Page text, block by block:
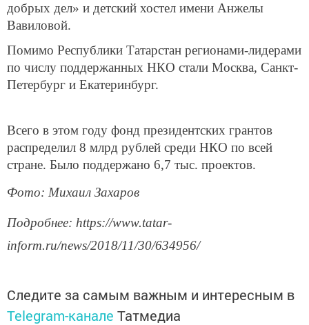
добрых дел» и детский хостел имени Анжелы
Вавиловой.
Помимо Республики Татарстан регионами-лидерами
по числу поддержанных НКО стали Москва, Санкт-
Петербург и Екатеринбург.
Всего в этом году фонд президентских грантов
распределил 8 млрд рублей среди НКО по всей
стране. Было поддержано 6,7 тыс. проектов.
Фото: Михаил Захаров
Подробнее: https://www.tatar-
inform.ru/news/2018/11/30/634956/
Следите за самым важным и интересным в
Telegram-канале Татмедиа